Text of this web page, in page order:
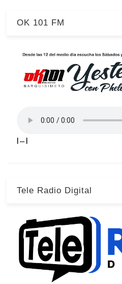
OK 101 FM
| ... |
Tele Radio Digital